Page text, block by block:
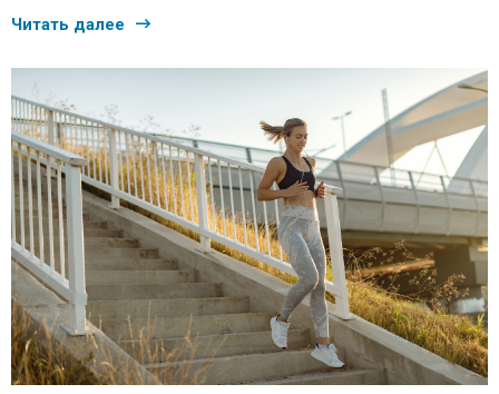
Читать далее